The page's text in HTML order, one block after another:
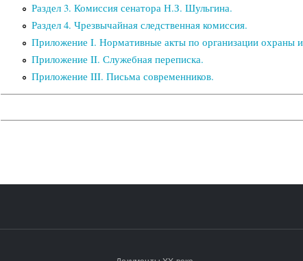
Раздел 3. Комиссия сенатора Н.З. Шульгина.
Раздел 4. Чрезвычайная следственная комиссия.
Приложение I. Нормативные акты по организации охраны
Приложение II. Служебная переписка.
Приложение III. Письма современников.